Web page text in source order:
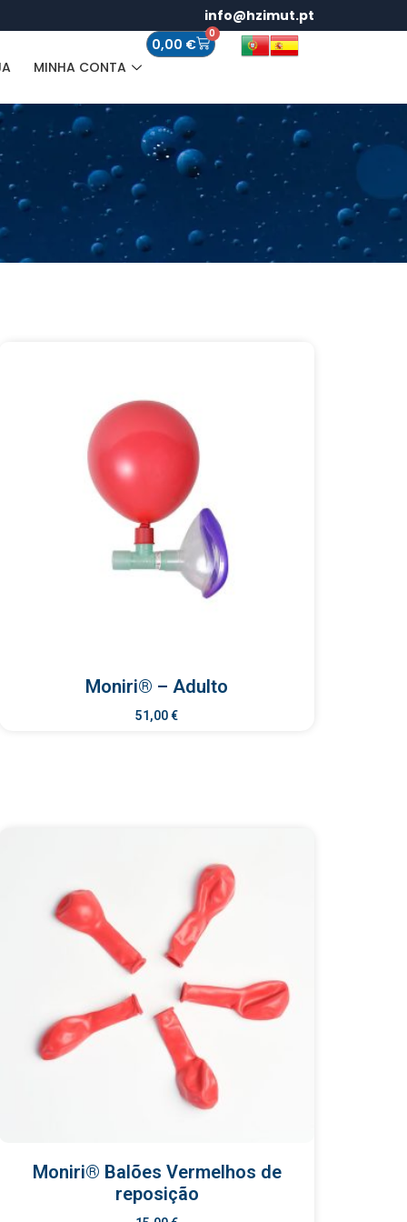
info@hzimut.pt
MINHA CONTA
0,00 €
0
Moniri® – Adulto
51,00€
Moniri® Balões Vermelhos de
reposição